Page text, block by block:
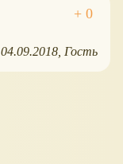
04.09.2018 Гость